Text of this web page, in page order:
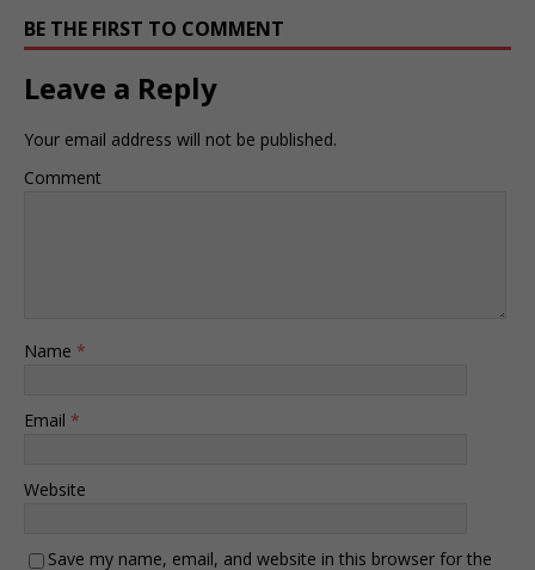
BE THE FIRST TO COMMENT
Leave a Reply
Your email address will not be published.
Comment
Name *
Email *
Website
Save my name, email, and website in this browser for the